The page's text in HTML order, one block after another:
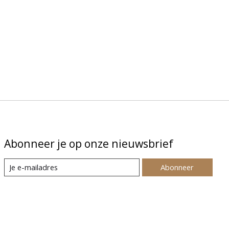
Abonneer je op onze nieuwsbrief
Abonneer